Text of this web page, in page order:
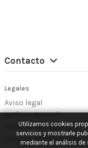
Contacto
Legales
Aviso legal
Política de envío
Política de Cookies
Política de Privacidad
Utilizamos cookies
servicios y mostrarle
mediante el análisis de